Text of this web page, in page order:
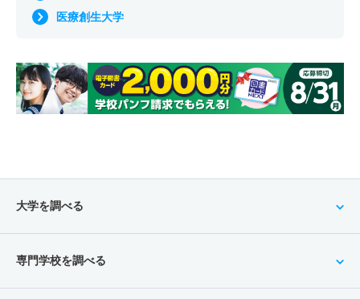
医療創生大学
大学を調べる
専門学校を調べる